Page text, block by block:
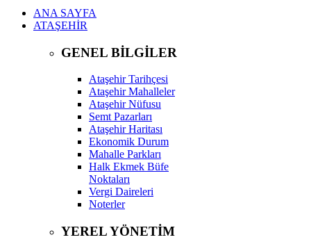
ANA SAYFA
ATAŞEHİR
GENEL BİLGİLER
Ataşehir Tarihçesi
Ataşehir Mahalleler
Ataşehir Nüfusu
Semt Pazarları
Ataşehir Haritası
Ekonomik Durum
Mahalle Parkları
Halk Ekmek Büfe
Noktaları
Vergi Daireleri
Noterler
YEREL YÖNETİM